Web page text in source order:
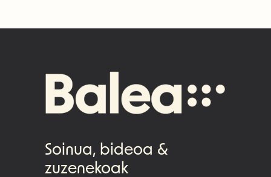
Soinua, bideoa &
zuzenekoak